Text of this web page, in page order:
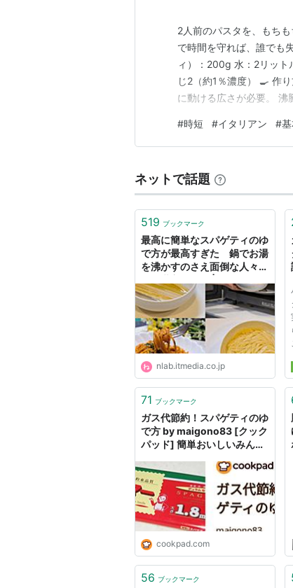
2人前のパスタを、もち
で時間を守れば、誰でも
ィ）：200g 水：2リッ
じ2（約1％濃度） 🍳 作
に動ける広さが必要。
る → くっつき防止。 → そ
表示：7分…
#時短 #イタリアン #
ネットで話題
519 ブックマーク
最高に簡単なスパゲティのゆ
で方が最高すぎた 鍋でお湯
を沸かすのさえ面倒な人々へ
nlab.itmedia.co.jp
71 ブックマーク
ガス代節約！スパゲティのゆ
で方 by maigono83 [クック
パッド] 簡単おいしいみんな
cookpad.com
56 ブックマーク